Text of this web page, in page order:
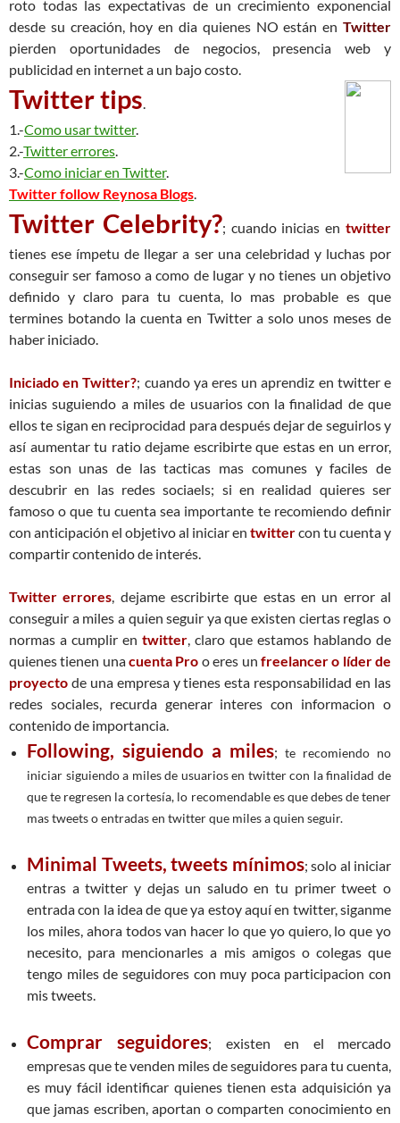
roto todas las expectativas de un crecimiento exponencial
desde su creación, hoy en dia quienes NO están en Twitter
pierden oportunidades de negocios, presencia web y
publicidad en internet a un bajo costo.
Twitter tips.
1.-Como usar twitter.
2.-Twitter errores.
3.-Como iniciar en Twitter.
Twitter follow Reynosa Blogs.
Twitter Celebrity?; cuando inicias entwitter
tienes ese ímpetu de llegar a ser una celebridad y luchas por
conseguir ser famoso a como de lugar y no tienes un objetivo
definido y claro para tu cuenta, lo mas probable es que
termines botando la cuenta en Twitter a solo unos meses de
haber iniciado.
Iniciado en Twitter?; cuando ya eres un aprendiz en twitter e
inicias suguiendo a miles de usuarios con la finalidad de que
ellos te sigan en reciprocidad para después dejar de seguirlos y
así aumentar tu ratio dejame escribirte que estas en un error,
estas son unas de las tacticas mas comunes y faciles de
descubrir en las redes sociaels; si en realidad quieres ser
famoso o que tu cuenta sea importante te recomiendo definir
con anticipación el objetivo al iniciar en twittercon tu cuenta y
compartir contenido de interés.
Twitter errores, dejame escribirte que estas en un error al
conseguir a miles a quien seguir ya que existen ciertas reglas o
normas a cumplir en twitter, claro que estamos hablando de
quienes tienen unacuenta Pro o eres un freelancer o líder de
proyecto de una empresa y tienes esta responsabilidad en las
redes sociales, recurda generar interes con informacion o
contenido de importancia.
Following, siguiendo a miles; te recomiendo no
iniciar siguiendo a miles de usuarios en twitter con la finalidad de
que te regresen la cortesía, lo recomendable es que debes de tener
mas tweets o entradas en twitter que miles a quien seguir.
Minimal Tweets, tweets mínimos; solo al iniciar
entras a twitter y dejas un saludo en tu primer tweet o
entrada con la idea de que ya estoy aquí en twitter, siganme
los miles, ahora todos van hacer lo que yo quiero, lo que yo
necesito, para mencionarles a mis amigos o colegas que
tengo miles de seguidores con muy poca participacion con
mis tweets.
Comprar seguidores; existen en el mercado
empresas que te venden miles de seguidores para tu cuenta,
es muy fácil identificar quienes tienen esta adquisición ya
que jamas escriben, aportan o comparten conocimiento en